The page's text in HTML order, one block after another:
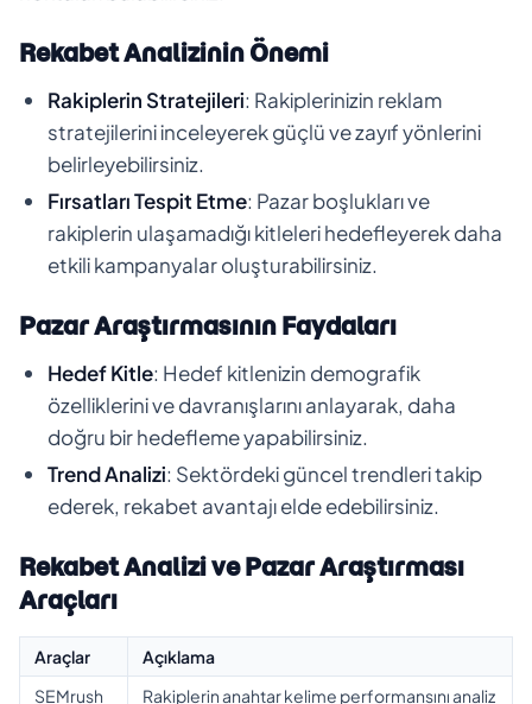
Rekabet Analizinin Önemi
Rakiplerin Stratejileri: Rakiplerinizin reklam
stratejilerini inceleyerek güçlü ve zayıf yönlerini
belirleyebilirsiniz.
Fırsatları Tespit Etme: Pazar boşlukları ve
rakiplerin ulaşamadığı kitleleri hedefleyerek daha
etkili kampanyalar oluşturabilirsiniz.
Pazar Araştırmasının Faydaları
Hedef Kitle: Hedef kitlenizin demografik
özelliklerini ve davranışlarını anlayarak, daha
doğru bir hedefleme yapabilirsiniz.
Trend Analizi: Sektördeki güncel trendleri takip
ederek, rekabet avantajı elde edebilirsiniz.
Rekabet Analizi ve Pazar Araştırması
Araçları
Araçlar
Açıklama
SEMrush
Rakiplerin anahtar kelime performansını analiz